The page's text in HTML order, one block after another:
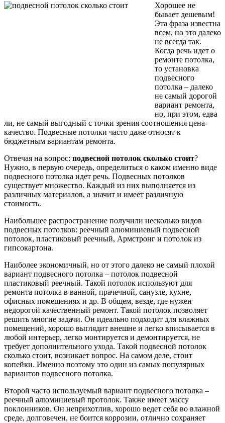
Хорошее не
бывает дешевым!
Эта фраза известна
всем, но это далеко
не всегда так.
Когда речь идет о
ремонте потолка,
то установка
подвесного
потолка – далеко
не самый дорогой
вариант ремонта,
но, при этом, едва
ли, не самый выгодный с точки зрения соотношения цена-
качество. Подвесные потолки часто даже относят к
бюджетным вариантам ремонта.
Отвечая на вопрос: подвесной потолок сколько стоит?
Нужно, в первую очередь, определиться о каком именно виде
подвесного потолка идет речь. Подвесных потолков
существует множество. Каждый из них выполняется из
различных материалов, а значит и имеет различную
стоимость.
Наибольшее распространение получили несколько видов
подвесных потолков: реечный алюминиевый подвесной
потолок, пластиковый реечный, Армстронг и потолок из
гипсокартона.
Наиболее экономичный, но от этого далеко не самый плохой
вариант подвесного потолка – потолок подвесной
пластиковый реечный. Такой потолок используют для
ремонта потолка в ванной, прачечной, санузле, кухне,
офисных помещениях и др. В общем, везде, где нужен
недорогой качественный ремонт. Такой потолок позволяет
решить многие задачи. Он идеально подходит для влажных
помещений, хорошо выглядит внешне и легко вписывается в
любой интерьер, легко монтируется и демонтируется, не
требует дополнительного ухода. Такой подвесной потолок
сколько стоит, возникает вопрос. На самом деле, стоит
копейки. Именно поэтому это один из самых популярных
вариантов подвесного потолка.
Второй часто используемый вариант подвесного потолка –
реечный алюминиевый протолок. Также имеет массу
поклонников. Он неприхотлив, хорошо ведет себя во влажной
среде, долговечен, не боится коррозии, отлично сохраняет